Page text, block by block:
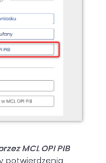
MCL OPI PIB
potwierdzenia